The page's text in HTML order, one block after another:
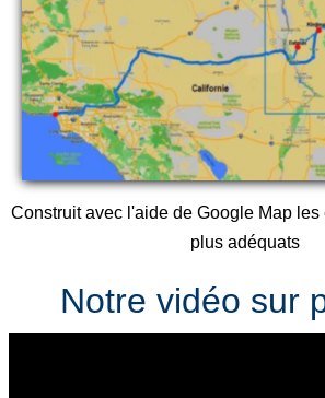
Construit avec l'aide de Google Map
plus adéquats
Notre vidéo sur